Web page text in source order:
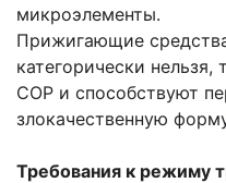
микроэлементы.
Прижигающие
категорически
СОР и способствуют
злокачественную
Требования к режиму